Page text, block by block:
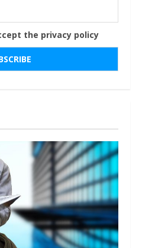
the privacy policy